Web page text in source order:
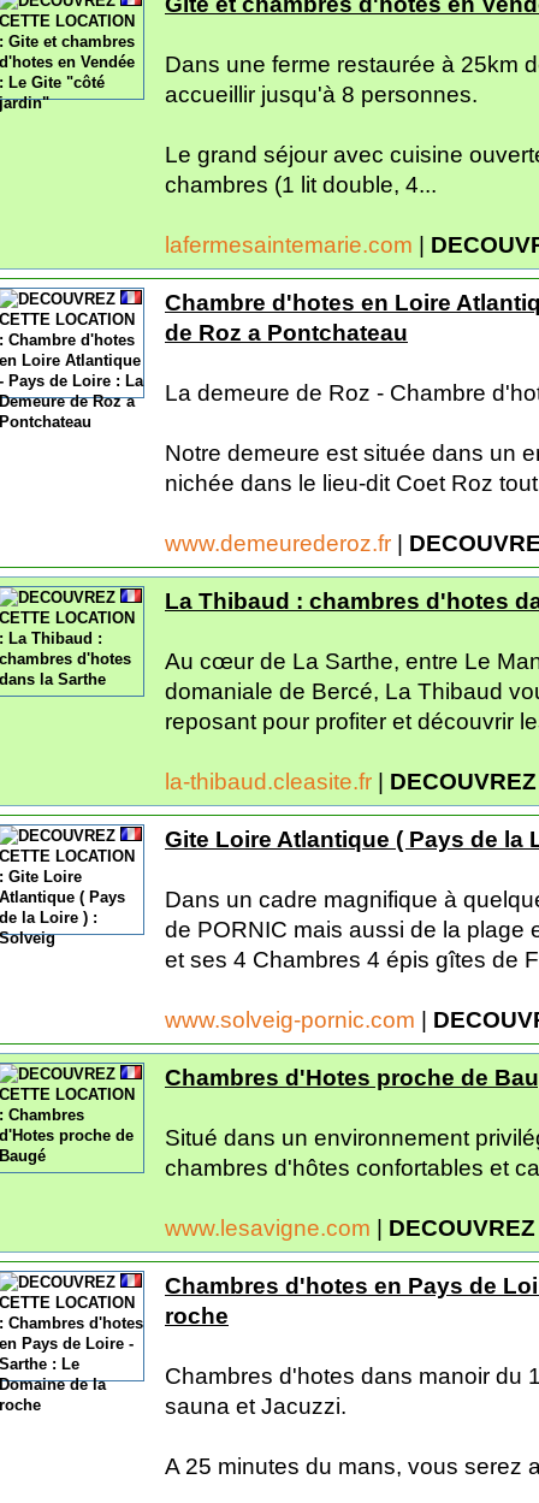
Dans une ferme restaurée à 25km
accueillir jusqu'à 8 personnes.
Le grand séjour avec cuisine
chambres (1 lit double, 4...
lafermesaintemarie.com |
Chambre d'hotes en Loire
de Roz a Pontchateau
La demeure de Roz - Chambre
Notre demeure est située dans un
nichée dans le lieu-dit Coet Roz
www.demeurederoz.fr |
La Thibaud : chambres d'hotes
Au cœur de La Sarthe, entre Le
domaniale de Bercé, La Thibaud
reposant pour profiter et découvrir
la-thibaud.cleasite.fr |
Gite Loire Atlantique ( Pays de la
Dans un cadre magnifique à
de PORNIC mais aussi de la plage
et ses 4 Chambres 4 épis gîtes de
www.solveig-pornic.com |
Chambres d'Hotes proche de
Situé dans un environnement
chambres d'hôtes confortables et
www.lesavigne.com |
Chambres d'hotes en Pays de
roche
Chambres d'hotes dans manoir du
sauna et Jacuzzi.
A 25 minutes du mans, vous serez